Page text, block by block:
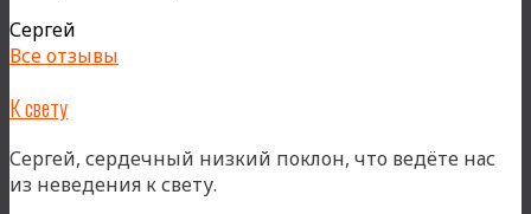
Сергей
Все отзывы
К свету
Сергей, сердечный низкий поклон, что ведёте нас
из неведения к свету.